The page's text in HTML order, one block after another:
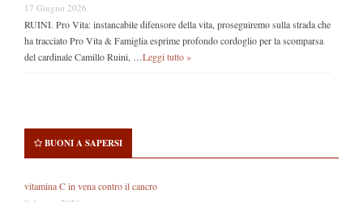
17 Giugno 2026
RUINI. Pro Vita: instancabile difensore della vita, proseguiremo sulla strada che
ha tracciato Pro Vita & Famiglia esprime profondo cordoglio per la scomparsa
del cardinale Camillo Ruini, … Leggi tutto »
BUONI A SAPERSI
vitamina C in vena contro il cancro